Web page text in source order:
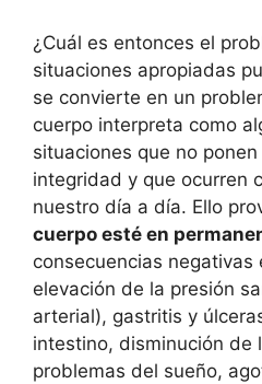
¿Cuál es entonces el
situaciones apropiadas
se convierte en un
cuerpo interpreta como
situaciones que no
integridad y que ocurren
nuestro día a día. Ello
cuerpo esté en
consecuencias negativas
elevación de la presión
arterial), gastritis y
intestino, disminución de
problemas del sueño,